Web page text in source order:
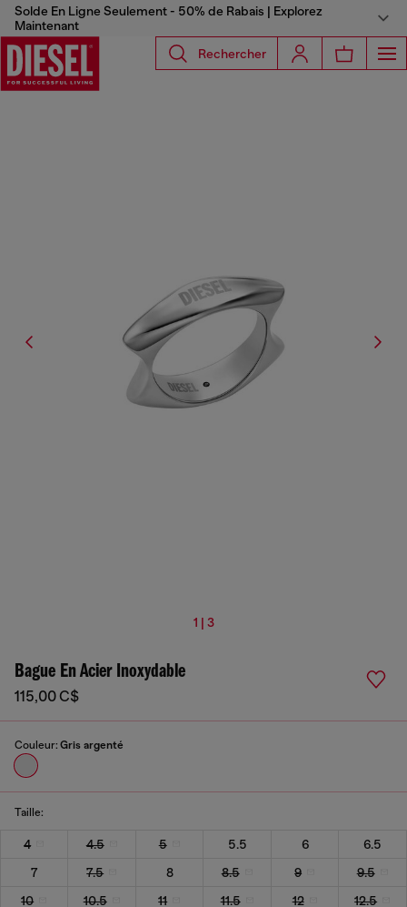
Solde En Ligne Seulement - 50% de Rabais | Explorez
Maintenant
Rechercher
1 | 3
Bague En Acier Inoxydable
115,00 C$
Couleur: Gris argenté
Taille:
4 4.5 5 5.5 6
6.5
7
7.5 8 8.5 9
9.5
10
10.5 11 11.5 12
12.5